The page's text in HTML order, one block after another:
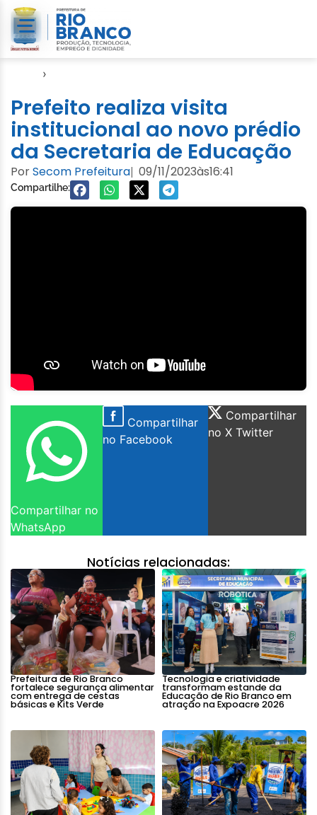
›
Prefeito realiza visita
institucional ao novo prédio
da Secretaria de Educação
PorSecom Prefeitura| 09/11/2023às16:41
Compartilhe:
Compartilhar no
WhatsApp
Compartilhar
no Facebook
Compartilhar
no X Twitter
Notícias relacionadas:
Prefeitura de Rio Branco
fortalece segurança alimentar
com entrega de cestas
básicas e Kits Verde
Tecnologia e criatividade
transformam estande da
Educação de Rio Branco em
atração na Expoacre 2026